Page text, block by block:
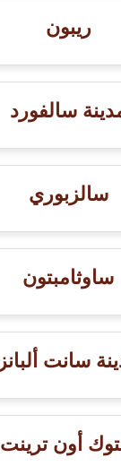
ريبون
سالفورد
سالزبوري
ساوثامبتون
سانت ألبانز
أون ترينت